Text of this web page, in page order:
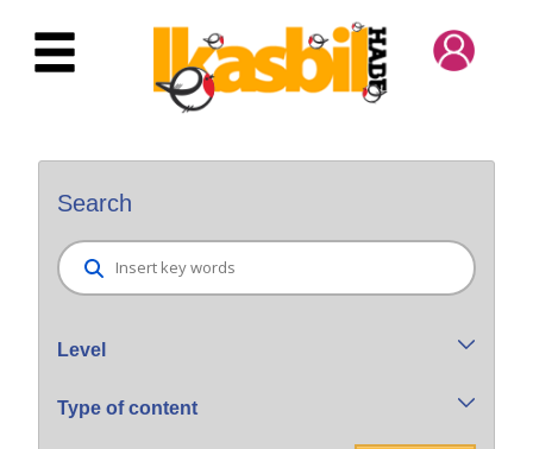
Skip to Main Content
Search
Level
Type of content